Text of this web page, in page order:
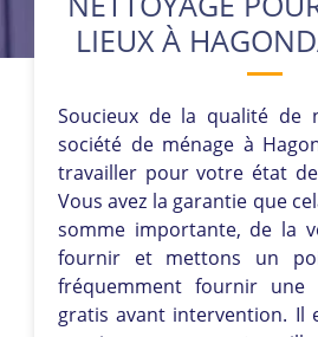
LIEUX À
Soucieux de la qualité de
société de ménage à
travailler pour votre état
Vous avez la garantie que
somme importante, de la
fournir et mettons un
fréquemment fournir une
gratis avant intervention. Il